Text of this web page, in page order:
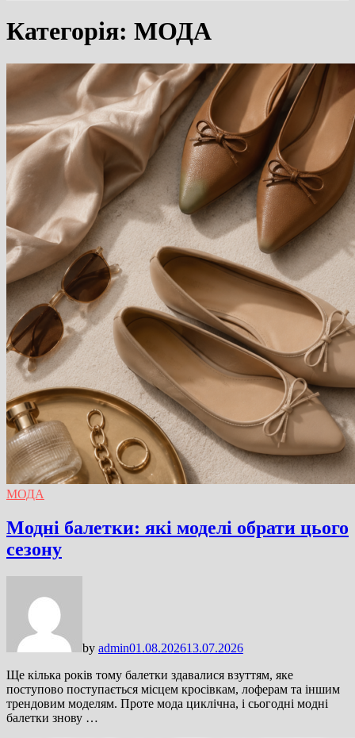
Категорія: МОДА
МОДА
Модні балетки: які моделі обрати цього
сезону
by admin01.08.202613.07.2026
Ще кілька років тому балетки здавалися взуттям, яке
поступово поступається місцем кросівкам, лоферам та іншим
трендовим моделям. Проте мода циклічна, і сьогодні модні
балетки знову …